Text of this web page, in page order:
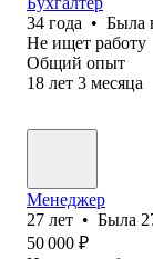
34 года • Была
Не ищет работу
Общий опыт
18 лет 3 месяца
Менеджер
27 лет • Была
50 000 ₽